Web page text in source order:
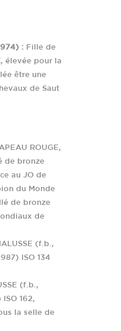
: Fille de
, élevée pour la
être une
de Saut
ROUGE,
de bronze
au JO de
du Monde
de bronze
de
(f.b.,
ISO 134
(f.b.,
ISO 162,
la selle de